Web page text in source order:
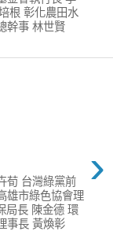
根 彰化農田水
幹事 林世賢
›
荀 台灣綠黨前
雄市綠色協會理
局長 陳金德 環
事長 黃煥彰